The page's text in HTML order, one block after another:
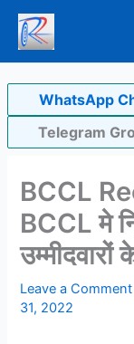
Skip
content
WhatsApp
Telegram
BCCL
BCCL मे
Leave a Comment
31, 2022